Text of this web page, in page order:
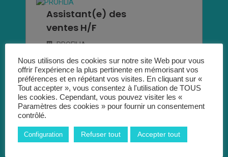
Assistant(e) des
ventes H/F
PROFILIA
Postuler pour cet emploi
CDI, Interim
Profilia pontoise recrute des assistant(e)s des
Nous utilisons des cookies sur notre site Web pour vous
offrir l'expérience la plus pertinente en mémorisant vos
préférences et en répétant vos visites. En cliquant sur «
Tout accepter », vous consentez à l'utilisation de TOUS
les cookies. Cependant, vous pouvez visiter les «
Paramètres des cookies » pour fournir un consentement
contrôlé.
Configuration Refuser tout Accepter tout